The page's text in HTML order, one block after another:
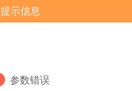
提示信息
参数错误